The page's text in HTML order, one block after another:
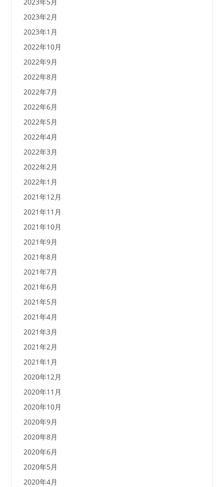
2023年2月
2023年1月
2022年10月
2022年9月
2022年8月
2022年7月
2022年6月
2022年5月
2022年4月
2022年3月
2022年2月
2022年1月
2021年12月
2021年11月
2021年10月
2021年9月
2021年8月
2021年7月
2021年6月
2021年5月
2021年4月
2021年3月
2021年2月
2021年1月
2020年12月
2020年11月
2020年10月
2020年9月
2020年8月
2020年6月
2020年5月
2020年4月